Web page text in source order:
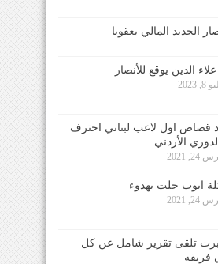
الجديد المالي يعقوبا
الدين يوقع للأنصار
2023
قصاص اول لاعب لبناني احترف
الأردني
2021
ايوب حلت بهدوء
2021
تلقى تقرير شامل عن كل
فريقه